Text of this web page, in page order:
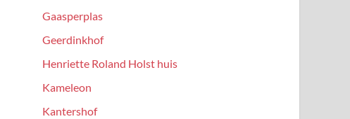
Gaasperplas
Geerdinkhof
Henriette Roland Holst huis
Kameleon
Kantershof